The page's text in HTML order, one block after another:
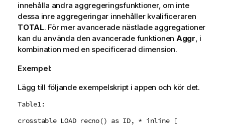
innehålla andra aggregeringsfunktioner, om inte
dessa inre aggregeringar innehåller kvalificeraren
TOTAL. För mer avancerade nästlade aggregationer
kan du använda den avancerade funktionen Aggr, i
kombination med en specificerad dimension.
Exempel:
Lägg till följande exempelskript i appen och kör det.
Table1:
crosstable LOAD recno() as ID, * inline [